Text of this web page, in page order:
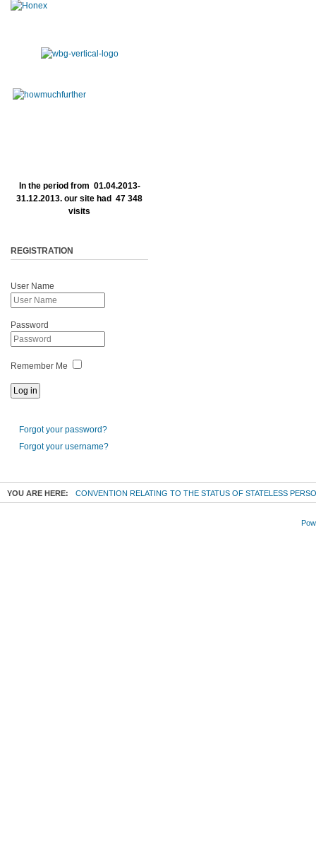
In the period from 01.04.2013-
31.12.2013. our site had 47 348
visits
REGISTRATION
User Name
Password
Remember Me
Forgot your password?
Forgot your username?
YOU ARE HERE: CONVENTION RELATING TO THE STATUS OF STATELESS